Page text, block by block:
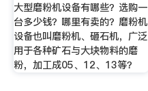
大型磨粉机设备有哪些？选购一
台多少钱？哪里有卖的？磨粉机
设备也叫磨粉机、砸石机，广泛
用于各种矿石与大块物料的磨
粉，加工成05、12、13等？